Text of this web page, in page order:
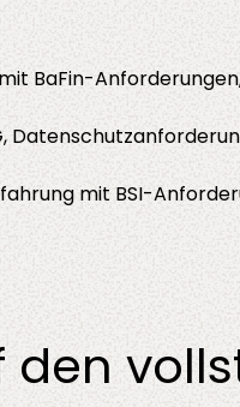
BaFin-
mit BSI-
den